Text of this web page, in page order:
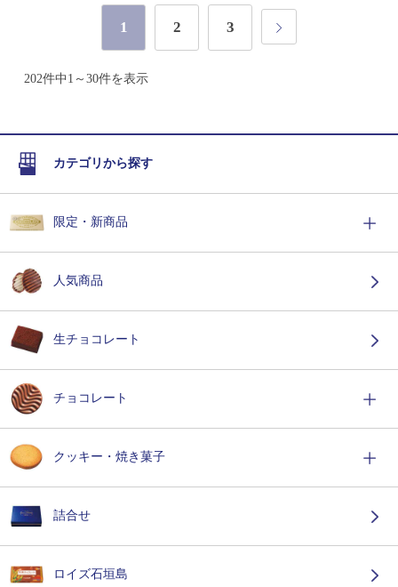
1 2 3
202件中1～30件を表示
カテゴリから探す
限定・新商品
人気商品
生チョコレート
チョコレート
クッキー・焼き菓子
詰合せ
ロイズ石垣島